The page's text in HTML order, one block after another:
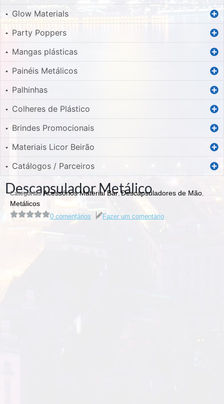
▪ Glow Materials
▪ Party Poppers
▪ Mangas plásticas
▪ Painéis Metálicos
▪ Palhinhas
▪ Colheres de Plástico
▪ Brindes Promocionais
▪ Materiais Licor Beirão
▪ Catálogos / Parceiros
Descapsulador Metálico
Categorias Acessórios Material Bar,Descapsuladores de Mão,
Metálicos
0 comentários Fazer um comentário